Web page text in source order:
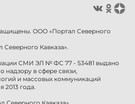
ООО «Портал Северного
Северного Кавказа».
СМИ ЭЛ № ФС 77 - 53481 выдано
в сфере связи,
и массовых коммуникаций
2013 года.